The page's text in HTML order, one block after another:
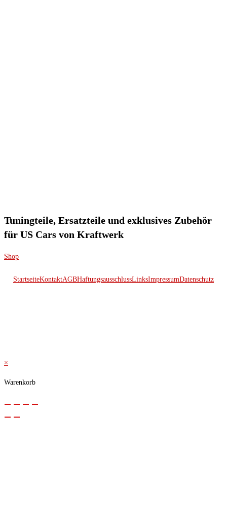
Tuningteile, Ersatzteile und exklusives Zubehör
für US Cars von Kraftwerk
Shop
StartseiteKontaktAGBHaftungsausschlussLinksImpressumDatenschutz
×
Warenkorb